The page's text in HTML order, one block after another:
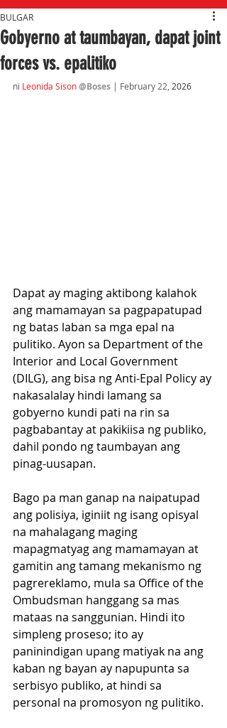
Gobyerno at taumbayan, dapat joint
forces vs. epalitiko
BULGAR
ni Leonida Sison@Boses | February 22, 2026
Dapat ay maging aktibong kalahok
ang mamamayan sa pagpapatupad
ng batas laban sa mga epal na
pulitiko. Ayon sa Department of the
Interior and Local Government
(DILG), ang bisa ng Anti-Epal Policy ay
nakasalalay hindi lamang sa
gobyerno kundi pati na rin sa
pagbabantay at pakikiisa ng publiko,
dahil pondo ng taumbayan ang
pinag-uusapan.
Bago pa man ganap na naipatupad
ang polisiya, iginiit ng isang opisyal
na mahalagang maging
mapagmatyag ang mamamayan at
gamitin ang tamang mekanismo ng
pagrereklamo, mula sa Office of the
Ombudsman hanggang sa mas
mataas na sanggunian. Hindi ito
simpleng proseso; ito ay
paninindigan upang matiyak na ang
kaban ng bayan ay napupunta sa
serbisyo publiko, at hindi sa
personal na promosyon ng pulitiko.